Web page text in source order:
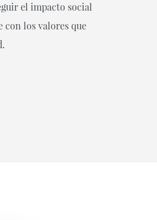
el impacto social
con los valores que